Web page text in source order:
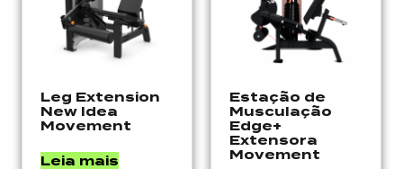
Leg Extension
New Idea
Movement
Leia mais
Estação de
Musculação
Edge+
Extensora
Movement